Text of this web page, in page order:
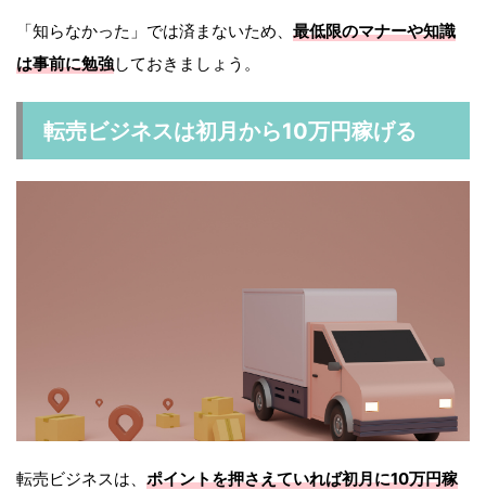
「知らなかった」では済まないため、 最低限のマナーや知識
は事前に勉強しておきましょう。
転売ビジネスは初月から10万円稼げる
転売ビジネスは、 ポイントを押さえていれば初月に10万円稼